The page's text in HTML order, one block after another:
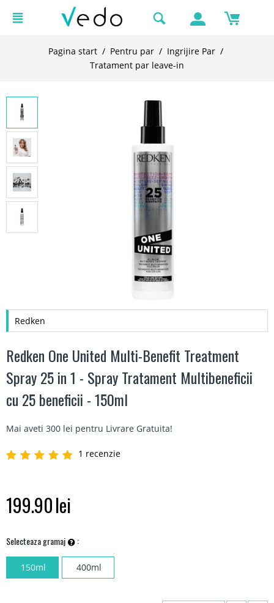
Pagina start / Pentru par / Ingrijire Par /
Tratament par leave-in
Redken
Redken One United Multi-Benefit Treatment
Spray 25 in 1 - Spray Tratament Multibeneficii
cu 25 beneficii - 150ml
Mai aveti 300 lei pentru Livrare Gratuita!
1 recenzie
199.90lei
Selecteaza gramaj :
150ml 400ml